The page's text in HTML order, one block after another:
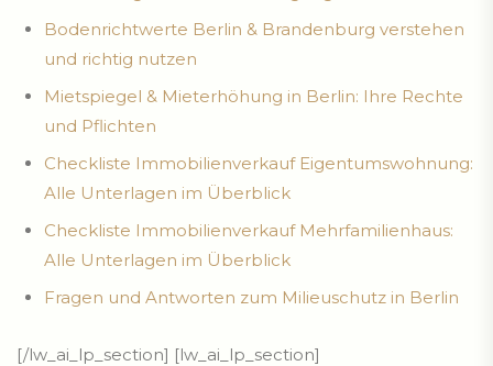
Bodenrichtwerte Berlin & Brandenburg verstehen
und richtig nutzen
Mietspiegel & Mieterhöhung in Berlin: Ihre Rechte
und Pflichten
Checkliste Immobilienverkauf Eigentumswohnung:
Alle Unterlagen im Überblick
Checkliste Immobilienverkauf Mehrfamilienhaus:
Alle Unterlagen im Überblick
Fragen und Antworten zum Milieuschutz in Berlin
[/lw_ai_lp_section] [lw_ai_lp_section]